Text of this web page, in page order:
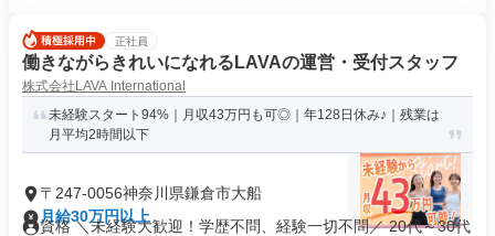
正社員
働きながらきれいになれるLAVAの運営・受付スタッフ
株式会社LAVA International
未経験スタート94%｜月収43万円も可◎｜年128日休み♪｜残業は
月平均2時間以下
〒247-0056神奈川県鎌倉市大船
月給30万円以上
資格 ＼未経験大歓迎！学歴不問、経験一切不問／ 20代～30代